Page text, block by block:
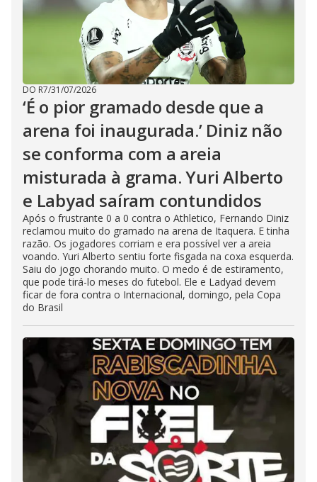
DO R7/31/07/2026
‘É o pior gramado desde que a
arena foi inaugurada.’ Diniz não
se conforma com a areia
misturada à grama. Yuri Alberto
e Labyad saíram contundidos
Após o frustrante 0 a 0 contra o Athletico, Fernando Diniz
reclamou muito do gramado na arena de Itaquera. E tinha
razão. Os jogadores corriam e era possível ver a areia
voando. Yuri Alberto sentiu forte fisgada na coxa esquerda.
Saiu do jogo chorando muito. O medo é de estiramento,
que pode tirá-lo meses do futebol. Ele e Ladyad devem
ficar de fora contra o Internacional, domingo, pela Copa
do Brasil